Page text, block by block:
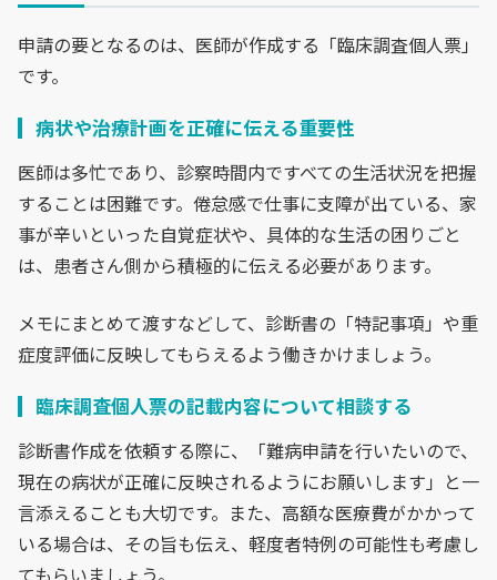
申請の要となるのは、医師が作成する「臨床調査個人票」
です。
病状や治療計画を正確に伝える重要性
医師は多忙であり、診察時間内ですべての生活状況を把握
することは困難です。倦怠感で仕事に支障が出ている、家
事が辛いといった自覚症状や、具体的な生活の困りごと
は、患者さん側から積極的に伝える必要があります。
メモにまとめて渡すなどして、診断書の「特記事項」や重
症度評価に反映してもらえるよう働きかけましょう。
臨床調査個人票の記載内容について相談する
診断書作成を依頼する際に、「難病申請を行いたいので、
現在の病状が正確に反映されるようにお願いします」と一
言添えることも大切です。また、高額な医療費がかかって
いる場合は、その旨も伝え、軽度者特例の可能性も考慮し